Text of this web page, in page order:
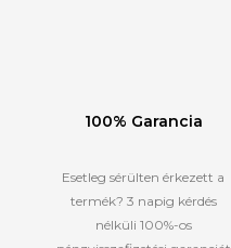
100% Garancia
Esetleg sérülten érkezett a
termék? 3 napig kérdés
nélküli 100%-os